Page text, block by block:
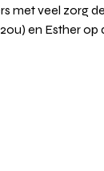
met veel zorg
en Esther